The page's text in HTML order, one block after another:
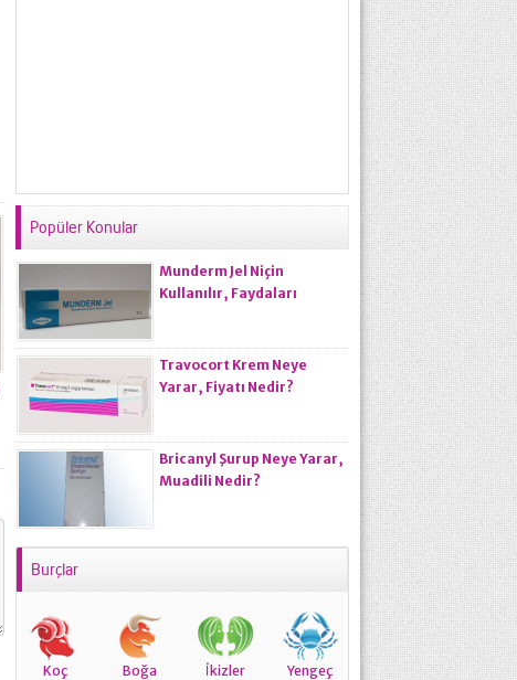
Popüler Konular
Munderm Jel Niçin
Kullanılır, Faydaları
Travocort Krem Neye
Yarar, Fiyatı Nedir?
Bricanyl Şurup Neye Yarar,
Muadili Nedir?
Burçlar
Koç Boğa İkizler Yengeç